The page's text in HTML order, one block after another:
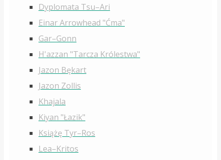
Dyplomata Tsu–Ari
Einar Arrowhead "Ćma"
Gar–Gonn
H'azzan "Tarcza Królestwa"
Jazon Bękart
Jazon Zollis
Khajala
Kiyan "Łazik"
Książę Tyr–Ros
Lea–Kritos